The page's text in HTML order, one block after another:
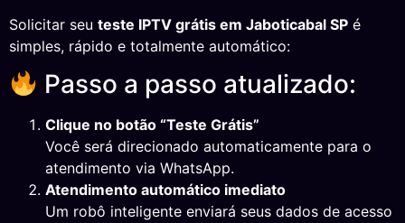
Solicitar seu teste IPTV grátis em Jaboticabal SP é
simples, rápido e totalmente automático:
Passo a passo atualizado:
Clique no botão “Teste Grátis”
Você será direcionado automaticamente para o
atendimento via WhatsApp.
Atendimento automático imediato
Um robô inteligente enviará seus dados de acesso